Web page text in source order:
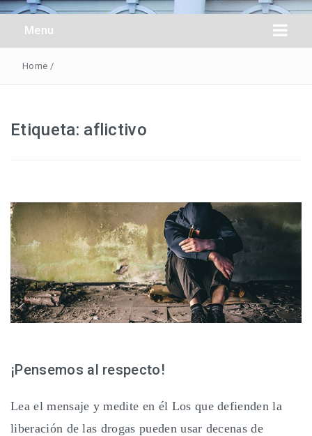
Obreros Universal
Menu
Home /
Etiqueta: aflictivo
¡Pensemos al respecto!
Lea el mensaje y medite en él Los que defienden la
liberación de las drogas pueden usar decenas de